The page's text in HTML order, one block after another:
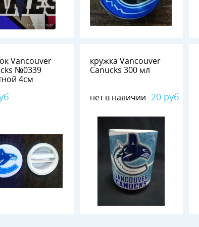
Vancouver
закатной 4см
кружка Vancouver
Canucks 300 мл
нет в наличии 20 руб